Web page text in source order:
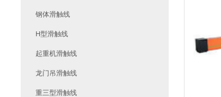
钢体滑触线
H型滑触线
起重机滑触线
龙门吊滑触线
重三型滑触线